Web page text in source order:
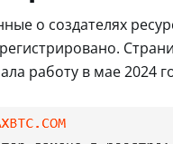
о создателях
работу в мае 2024